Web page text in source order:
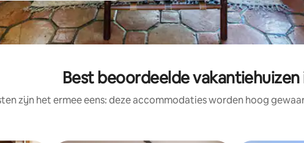
Best beoordeelde
zijn het ermee eens: deze accommodaties worden hoog